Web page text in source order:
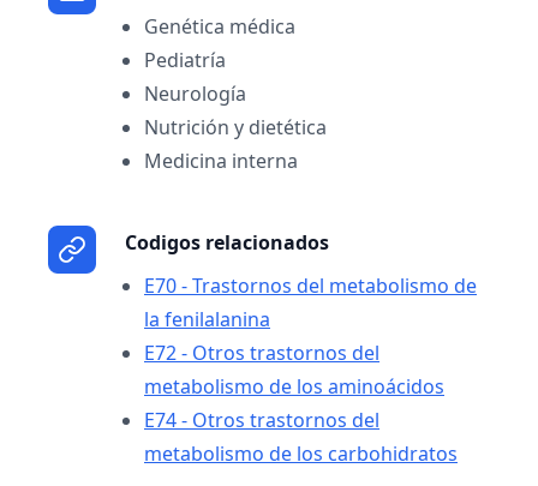
Genética médica
Pediatría
Neurología
Nutrición y dietética
Medicina interna
Codigos relacionados
E70 - Trastornos del metabolismo de
la fenilalanina
E72 - Otros trastornos del
metabolismo de los aminoácidos
E74 - Otros trastornos del
metabolismo de los carbohidratos